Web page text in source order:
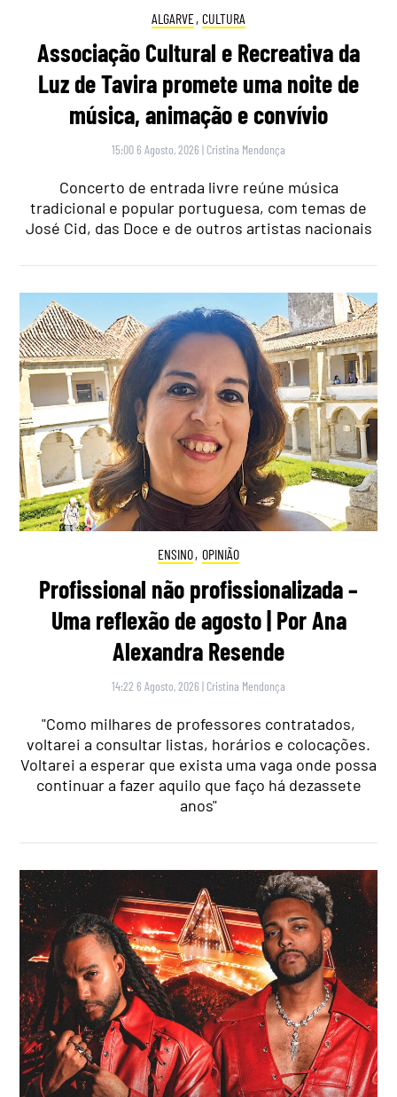
ALGARVE, CULTURA
Associação Cultural e Recreativa da
Luz de Tavira promete uma noite de
música, animação e convívio
15:00 6 Agosto, 2026 | Cristina Mendonça
Concerto de entrada livre reúne música
tradicional e popular portuguesa, com temas de
José Cid, das Doce e de outros artistas nacionais
ENSINO, OPINIÃO
Profissional não profissionalizada –
Uma reflexão de agosto | Por Ana
Alexandra Resende
14:22 6 Agosto, 2026 | Cristina Mendonça
"Como milhares de professores contratados,
voltarei a consultar listas, horários e colocações.
Voltarei a esperar que exista uma vaga onde possa
continuar a fazer aquilo que faço há dezassete
anos"